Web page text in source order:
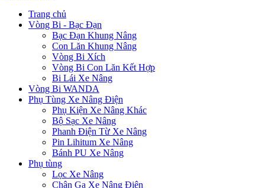
Trang chủ
Vòng Bi - Bạc Đạn
Bạc Đạn Khung Nâng
Con Lăn Khung Nâng
Vòng Bi Xích
Vòng Bi Con Lăn Kết Hợp
Bi Lái Xe Nâng
Vòng Bi WANDA
Phụ Tùng Xe Nâng Điện
Phụ Kiện Xe Nâng Khác
Bộ Sạc Xe Nâng
Phanh Điện Từ Xe Nâng
Pin Lihitum Xe Nâng
Bánh PU Xe Nâng
Phụ tùng
Lọc Xe Nâng
Chân Ga Xe Nâng Điện